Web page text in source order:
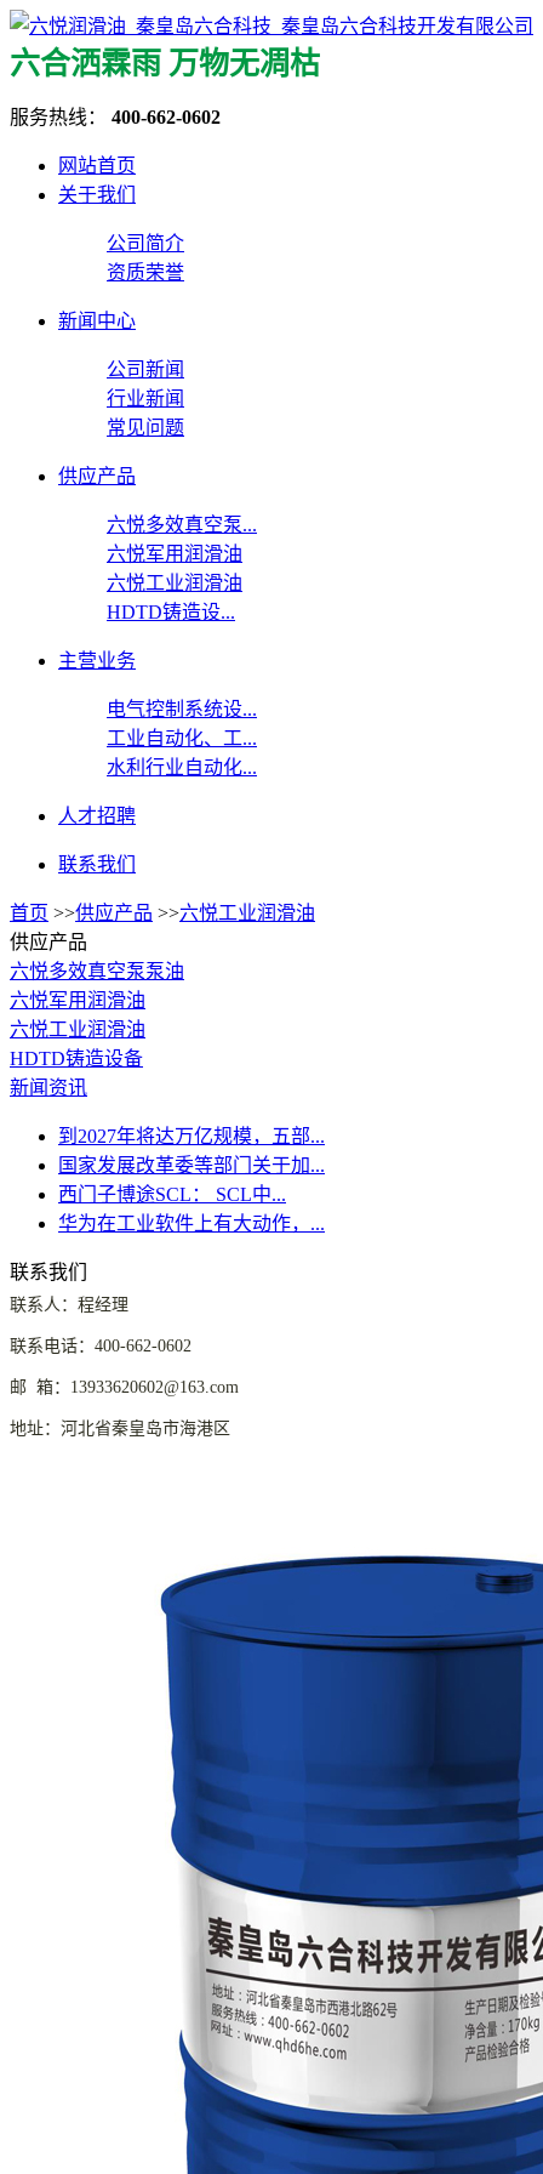
六合洒霖雨 万物无凋枯
服务热线： 400-662-0602
网站首页
关于我们
公司简介
资质荣誉
新闻中心
公司新闻
行业新闻
常见问题
供应产品
六悦多效真空泵...
六悦军用润滑油
六悦工业润滑油
HDTD铸造设...
主营业务
电气控制系统设...
工业自动化、工...
水利行业自动化...
人才招聘
联系我们
首页 >>供应产品 >>六悦工业润滑油
供应产品
六悦多效真空泵泵油
六悦军用润滑油
六悦工业润滑油
HDTD铸造设备
新闻资讯
到2027年将达万亿规模，五部...
国家发展改革委等部门关于加...
西门子博途SCL： SCL中...
华为在工业软件上有大动作，...
联系我们
联系人：程经理
联系电话：400-662-0602
邮 箱：13933620602@163.com
地址：河北省秦皇岛市海港区